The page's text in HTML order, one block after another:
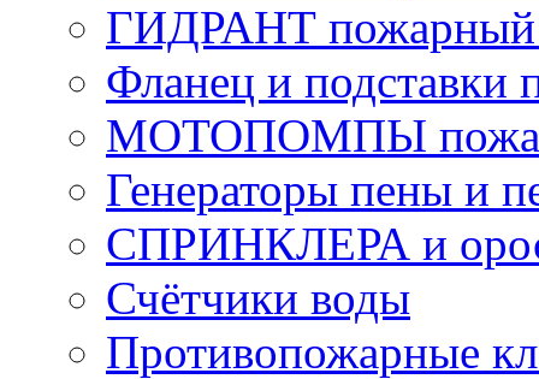
ГИДРАНТ пожарный
Фланец и подставки
МОТОПОМПЫ
Генераторы пены и
СПРИНКЛЕРА и
Счётчики воды
Противопожарные